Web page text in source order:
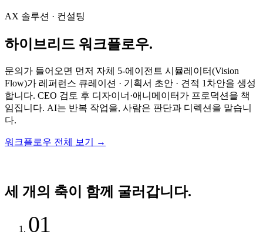
AX 솔루션 · 컨설팅
하이브리드 워크플로우.
문의가 들어오면 먼저 자체 5-에이전트 시뮬레이터(Vision
Flow)가 레퍼런스 큐레이션 · 기획서 초안 · 견적 1차안을 생성
합니다. CEO 검토 후 디자이너·애니메이터가 프로덕션을 책
임집니다. AI는 반복 작업을, 사람은 판단과 디렉션을 맡습니
다.
워크플로우 전체 보기 →
세 개의 축이 함께 굴러갑니다.
01